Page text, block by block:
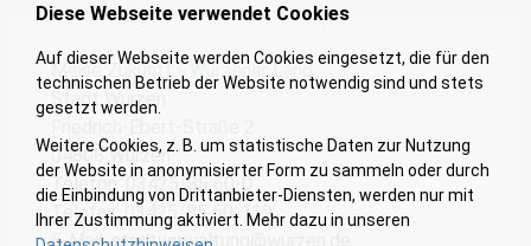
Meine Zukunft - Wurzener Land
Stadt Wurzen
04808 Wurzen
Telefon: 03425/85 60-0
Telefax: 03425/85 60-119
E-Mail:stadtverwaltung@wurzen.de
Diese Webseite verwendet Cookies
Auf dieser Webseite werden Cookies eingesetzt, die für den
technischen Betrieb der Website notwendig sind und stets
gesetzt werden.
Weitere Cookies, z. B. um statistische Daten zur Nutzung
der Website in anonymisierter Form zu sammeln oder durch
die Einbindung von Drittanbieter-Diensten, werden nur mit
Ihrer Zustimmung aktiviert. Mehr dazu in unseren